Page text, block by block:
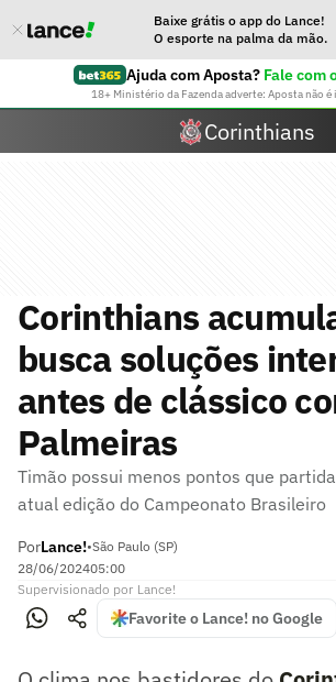
Baixe grátis o app do Lance!
O esporte na palma da mão.
Ajuda com Aposta? Fale com
18+ Ministério da Fazenda adverte: Aposta não
Corinthians
Corinthians
busca soluções
antes de clássico
Palmeiras
Timão possui menos pontos que
atual edição do Campeonato Brasileiro
PorLance!•São Paulo (SP)
28/06/202405:00
Supervisionado por Lance!
Favorite o Lance! no Google